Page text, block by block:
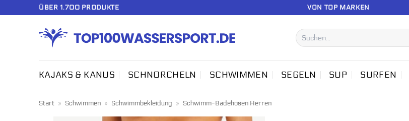
ÜBER 1.700 PRODUKTE VON TOP MARKEN
Suchen
nach:
KAJAKS & KANUS SCHNORCHELN SCHWIMMEN SEGELN SUP SURFEN
Start » Schwimmen » Schwimmbekleidung » Schwimm-Badehosen Herren